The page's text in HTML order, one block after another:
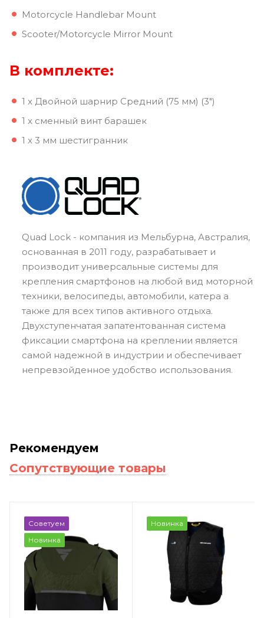
Motorcycle Handlebar Mount
Scooter/Motorcycle Mirror Mount
В комплекте:
1 x Двойной шарнир Средний (75 мм) (3")
1 x сменный винт барашек
1 x 3 мм шестигранник
Quad Lock - компания из Мельбурна, Австралия,
основанная в 2011 году, разрабатывает и
производит универсальные системы для
крепления смартфонов на любой вид моторной
техники, велосипеды, автомобили, катера а
также для всех типов активного отдыха.
Двухступенчатая запатентованная система
фиксации смартфона на креплении является
самой надежной в индустрии и обеспечивает
непревзойденное удобство использования.
Рекомендуем
Сопутствующие товары
Советуем
Новинка
Новинка